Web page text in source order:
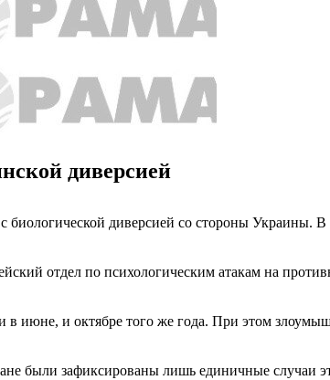
диверсией
диверсией со стороны Украины. В
отдел по психологическим атакам на
в июне, и октябре того же года. При этом
были зафиксированы лишь единичные случаи